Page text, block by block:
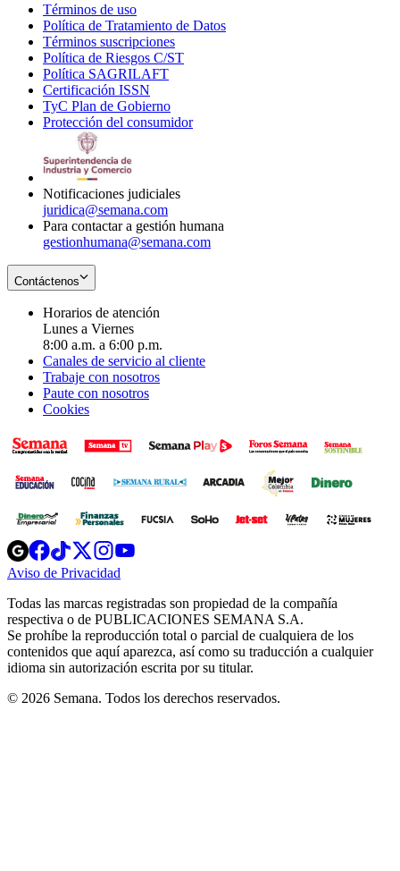
Términos de uso
in
new
window
Política de Tratamiento de Datos
Términos suscripciones
in
Política de Riesgos C/ST
Política SAGRILAFT
new
window
Certificación ISSN
in
new
TyC Plan de Gobierno
in
Protección del consumidorOpens
Notificaciones judiciales
juridica@semana.com
Para contactar a gestión humana
gestionhumana@semana.com
Contáctenos
Horarios de atención
Lunes a Viernes
8:00 a.m. a 6:00 p.m.
Canales de servicio al cliente
Trabaje con nosotros
Paute con nosotros
Cookies
Opens
in
new
Opens
in
new
Opens
in
new
window
Opens
new
windowwindow
Aviso de Privacidad
new
window
Todas las marcas registradas son propiedad de la compañía
respectiva o de PUBLICACIONES SEMANA S.A.
Se prohíbe la reproducción total o parcial de cualquiera de los
contenidos que aquí aparezca, así como su traducción a cualquier
idioma sin autorización escrita por su titular.
© 2026 Semana. Todos los derechos reservados.